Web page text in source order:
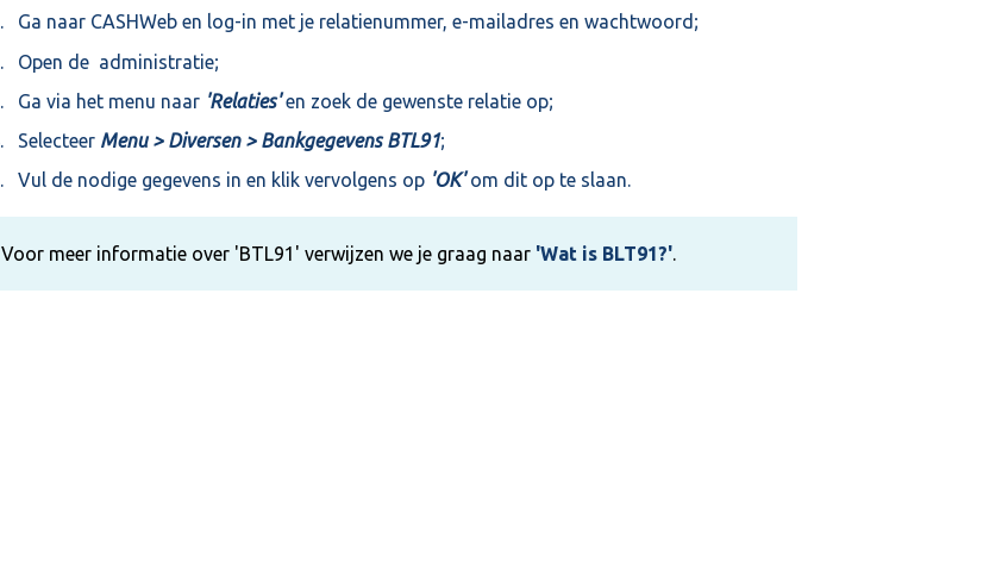
Ga naar CASHWeb en log-in met je relatienummer, e-mailadres en wachtwoord;
Open de administratie;
Ga via het menu naar 'Relaties'en zoek de gewenste relatie op;
Selecteer Menu > Diversen > Bankgegevens BTL91;
Vul de nodige gegevens in en klik vervolgens op 'OK'om dit op te slaan.
Voor meer informatie over 'BTL91' verwijzen we je graag naar 'Wat is BLT91?'.